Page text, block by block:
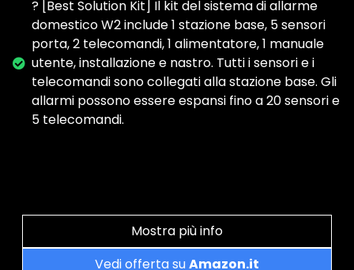
? [Best Solution Kit] Il kit del sistema di allarme
domestico W2 include 1 stazione base, 5 sensori
porta, 2 telecomandi, 1 alimentatore, 1 manuale
utente, installazione e nastro. Tutti i sensori e i
telecomandi sono collegati alla stazione base. Gli
allarmi possono essere espansi fino a 20 sensori e
5 telecomandi.
Mostra più info
Vedi offerta suAmazon.it